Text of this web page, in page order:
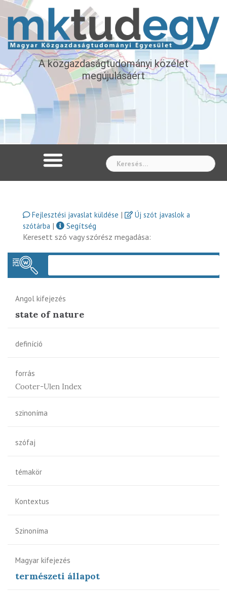
A közgazdaságtudományi közélet
megújulásáért
Fejlesztési javaslat küldése |
Új szót javaslok a
szótárba |
Segítség
Keresett szó vagy szórész megadása:
Angol kifejezés
state of nature
definíció
forrás
Cooter-Ulen Index
szinoníma
szófaj
témakör
Kontextus
Szinoníma
Magyar kifejezés
természeti állapot